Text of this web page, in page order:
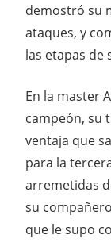
demostró su
ataques, y
las etapas de
En la master
campeón, su
ventaja que
para la
arremetidas
su
que le supo